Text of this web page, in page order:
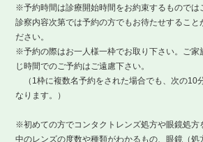
※予約時間は診療開始時間をお約束するものでは
診察内容次第では予約の方でもお待たせすること
ださい。
※予約の際はお一人様一枠でお取り下さい。ご家
じ時間でのご予約はご遠慮下さい。
（1枠に複数名予約をされた場合でも、次の10
なります。）
※初めての方でコンタクトレンズ処方や眼鏡処方
中のレンズの度数や種類がわかるもの、眼鏡（